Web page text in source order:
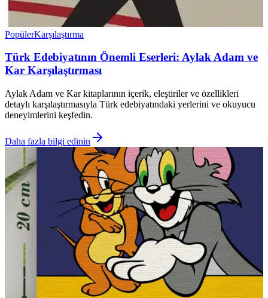
PopülerKarşılaştırma
Türk Edebiyatının Önemli Eserleri: Aylak Adam ve
Kar Karşılaştırması
Aylak Adam ve Kar kitaplarının içerik, eleştiriler ve özellikleri
detaylı karşılaştırmasıyla Türk edebiyatındaki yerlerini ve okuyucu
deneyimlerini keşfedin.
Daha fazla bilgi edinin